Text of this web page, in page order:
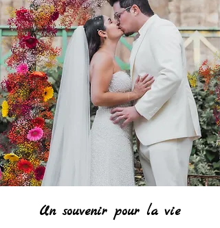
Un souvenir pour la vie